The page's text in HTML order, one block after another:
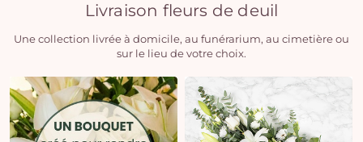
Livraison fleurs de deuil
Une collection livrée à domicile, au funérarium, au cimetière ou
sur le lieu de votre choix.